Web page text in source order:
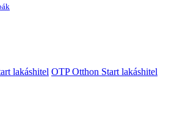
lakáshitel OTP Otthon Start lakáshitel